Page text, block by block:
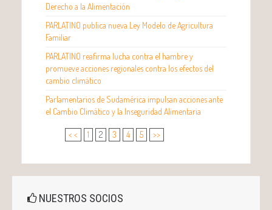
Derecho a la Alimentación
PARLATINO publica nueva Ley Modelo de Agricultura
Familiar
PARLATINO reafirma lucha contra el hambre y
promueve acciones regionales contra los efectos del
cambio climático
Parlamentarios de Sudamérica impulsan acciones ante
el Cambio Climático y la Inseguridad Alimentaria
< < 1 2 3 4 5 >>
NUESTROS SOCIOS